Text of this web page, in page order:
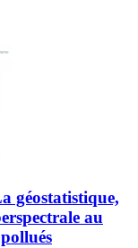
géostatistique,
au